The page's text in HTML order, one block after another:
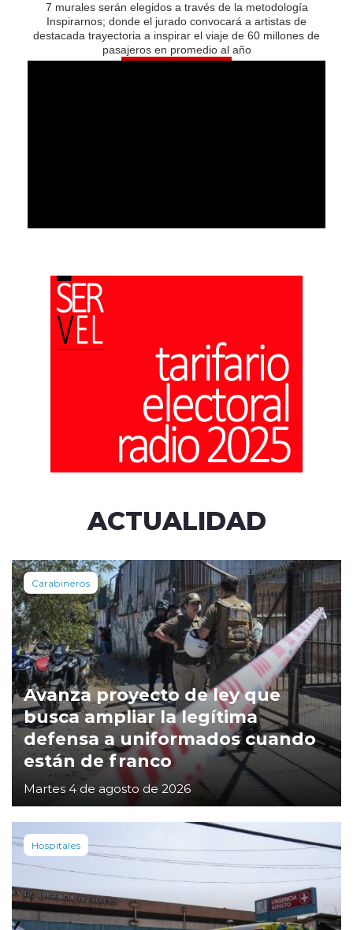
7 murales serán elegidos a través de la metodología
Inspirarnos; donde el jurado convocará a artistas de
destacada trayectoria a inspirar el viaje de 60 millones de
pasajeros en promedio al año
ACTUALIDAD
Carabineros
Avanza proyecto de ley que
busca ampliar la legítima
defensa a uniformados cuando
están de franco
Martes 4 de agosto de 2026
Hospitales